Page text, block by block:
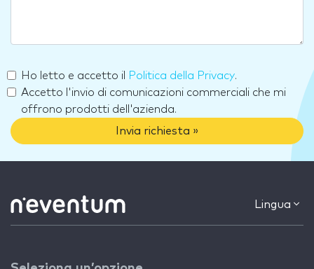
Ho letto e accetto il Politica della Privacy.
Accetto l'invio di comunicazioni commerciali che mi
offrono prodotti dell'azienda.
Invia richiesta »
Lingua